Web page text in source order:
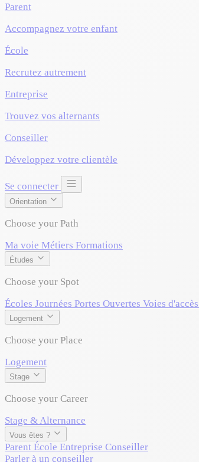
Parent
Accompagnez votre enfant
École
Recrutez autrement
Entreprise
Trouvez vos alternants
Conseiller
Développez votre clientèle
Se connecter
Orientation
Choose your Path
Ma voie Métiers Formations
Études
Choose your Spot
Écoles Journées Portes Ouvertes Voies d'accès
Logement
Choose your Place
Logement
Stage
Choose your Career
Stage & Alternance
Vous êtes ?
Parent École Entreprise Conseiller
Parler à un conseiller